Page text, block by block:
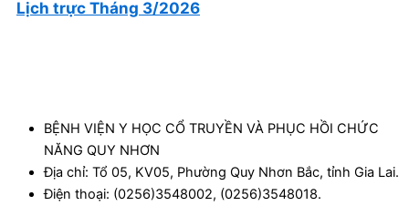
Lịch trực Tháng 3/2026
BỆNH VIỆN Y HỌC CỔ TRUYỀN VÀ PHỤC HỒI CHỨC
NĂNG QUY NHƠN
Địa chỉ: Tổ 05, KV05, Phường Quy Nhơn Bắc, tỉnh Gia Lai.
Điện thoại: (0256)3548002, (0256)3548018.